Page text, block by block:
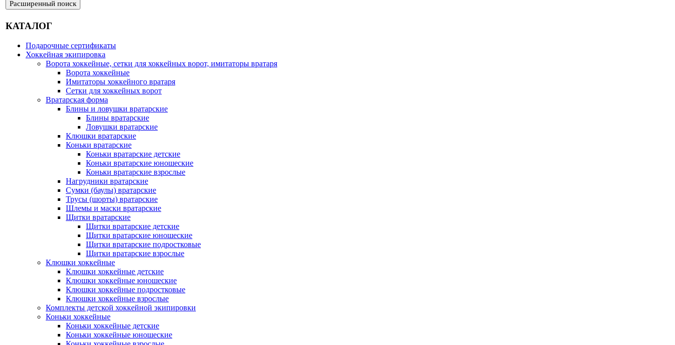
Расширенный поиск
КАТАЛОГ
Подарочные сертификаты
Хоккейная экипировка
Ворота хоккейные, сетки для хоккейных ворот, имитаторы вратаря
Ворота хоккейные
Имитаторы хоккейного вратаря
Сетки для хоккейных ворот
Вратарская форма
Блины и ловушки вратарские
Блины вратарские
Ловушки вратарские
Клюшки вратарские
Коньки вратарские
Коньки вратарские детские
Коньки вратарские юношеские
Коньки вратарские взрослые
Нагрудники вратарские
Сумки (баулы) вратарские
Трусы (шорты) вратарские
Шлемы и маски вратарские
Щитки вратарские
Щитки вратарские детские
Щитки вратарские юношеские
Щитки вратарские подростковые
Щитки вратарские взрослые
Клюшки хоккейные
Клюшки хоккейные детские
Клюшки хоккейные юношеские
Клюшки хоккейные подростковые
Клюшки хоккейные взрослые
Комплекты детской хоккейной экипировки
Коньки хоккейные
Коньки хоккейные детские
Коньки хоккейные юношеские